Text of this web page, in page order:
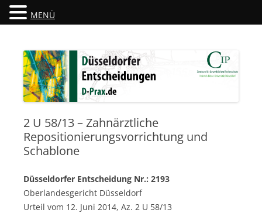
Düsseldorfer Entscheidungen
2 U 58/13 – Zahnärztliche
Repositionierungsvorrichtung und
Schablone
Düsseldorfer Entscheidung Nr.: 2193
Oberlandesgericht Düsseldorf
Urteil vom 12. Juni 2014, Az. 2 U 58/13
MENÜ